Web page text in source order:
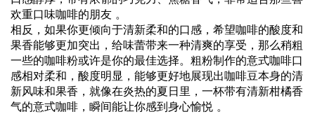
欢重口味咖啡的朋友 。
相反，如果你更倾向于清新柔和的口感，希望咖啡的酸度和
果香能够更加突出，给味蕾带来一种清爽的享受，那么稍粗
一些的咖啡粉或许是你的最佳选择。粗粉制作的意式咖啡口
感相对柔和，酸度明显，能够更好地展现出咖啡豆本身的清
新风味和果香，就像在炎热的夏日里，一杯带有清新柑橘香
气的意式咖啡，瞬间能让你感到身心愉悦 。